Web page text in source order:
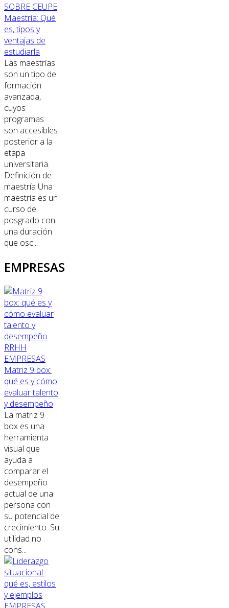
SOBRE CEUPE
Maestría: Qué
es, tipos y
ventajas de
estudiarla
Las maestrías
son un tipo de
formación
avanzada,
cuyos
programas
son accesibles
posterior a la
etapa
universitaria.
Definición de
maestría Una
maestría es un
curso de
posgrado con
una duración
que osc...
EMPRESAS
RRHH
EMPRESAS
Matriz 9 box:
qué es y cómo
evaluar talento
y desempeño
La matriz 9
box es una
herramienta
visual que
ayuda a
comparar el
desempeño
actual de una
persona con
su potencial de
crecimiento. Su
utilidad no
cons...
EMPRESAS